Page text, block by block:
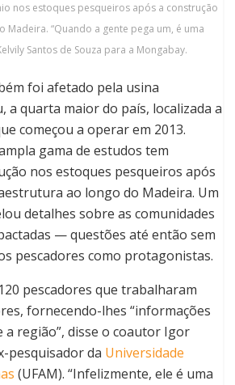
nos estoques pesqueiros após a construção
Madeira. “Quando a gente pega um, é uma
Santos de Souza para a Mongabay.
foi afetado pela usina
a quarta maior do país, localizada a
começou a operar em 2013.
gama de estudos tem
nos estoques pesqueiros após
ao longo do Madeira. Um
detalhes sobre as comunidades
— questões até então sem
pescadores como protagonistas.
pescadores que trabalharam
fornecendo-lhes “informações
a região”, disse o coautor Igor
pesquisador da Universidade
(UFAM). “Infelizmente, ele é uma